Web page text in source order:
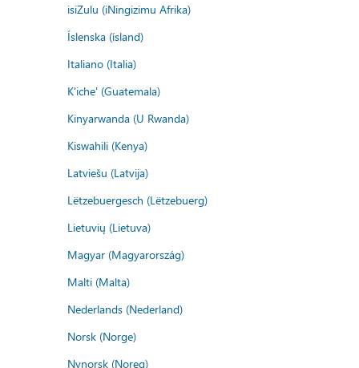
isiZulu (iNingizimu Afrika)
Íslenska (ísland)
Italiano (Italia)
K'iche' (Guatemala)
Kinyarwanda (U Rwanda)
Kiswahili (Kenya)
Latviešu (Latvija)
Lëtzebuergesch (Lëtzebuerg)
Lietuvių (Lietuva)
Magyar (Magyarország)
Malti (Malta)
Nederlands (Nederland)
Norsk (Norge)
Nynorsk (Noreg)